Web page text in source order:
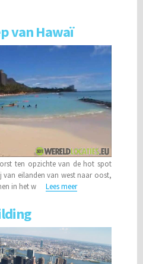
van Hawaï
ten opzichte van de hot spot
eilanden van west naar oost,
in het w Lees meer